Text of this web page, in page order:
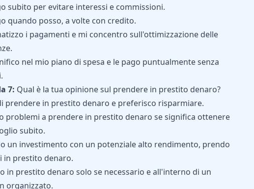
subito per evitare interessi e commissioni.
quando posso, a volte con credito.
i pagamenti e mi concentro sull'ottimizzazione delle
nel mio piano di spesa e le pago puntualmente senza
7: Qual è la tua opinione sul prendere in prestito denaro?
prendere in prestito denaro e preferisco risparmiare.
problemi a prendere in prestito denaro se significa ottenere
subito.
un investimento con un potenziale alto rendimento, prendo
in prestito denaro.
in prestito denaro solo se necessario e all'interno di un
organizzato.